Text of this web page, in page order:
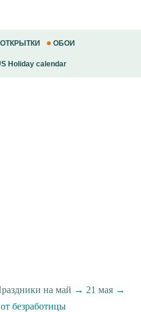
ОТКРЫТКИ ОБОИ
Holiday calendar
на май → 21 мая→
безработицы